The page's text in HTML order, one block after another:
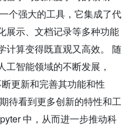
个强大的工具，它集成了代
展示、文档记录等多种功能
计算变得既直观又高效。 随
工智能领域的不断发展，
更新和完善其功能和性
待看到更多创新的特性和工
中，从而进一步推动科